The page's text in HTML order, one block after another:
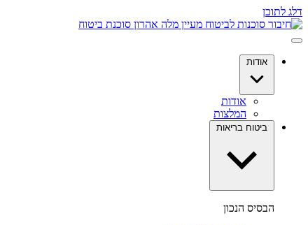
דלג לתוכן
אודות
אודות
המלצות
ביטוח בריאות
הבסיס הנכון